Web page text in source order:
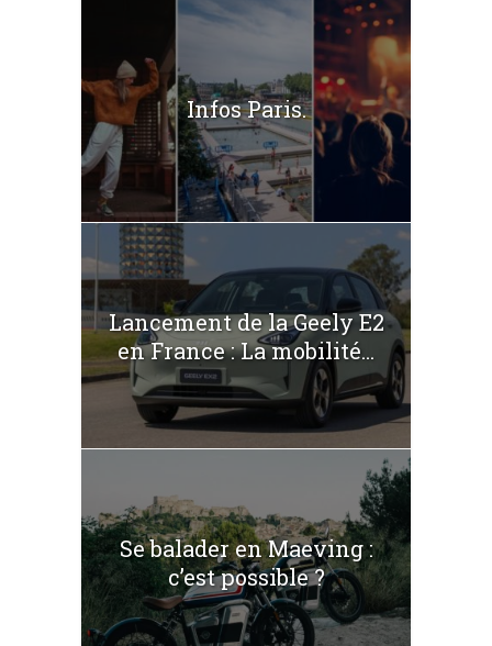
Infos Paris.
Lancement de la Geely E2
en France : La mobilité...
Se balader en Maeving :
c’est possible ?